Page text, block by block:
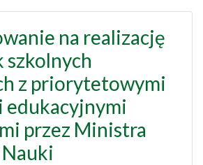
na realizację
szkolnych
z priorytetowymi
edukacyjnymi
przez Ministra